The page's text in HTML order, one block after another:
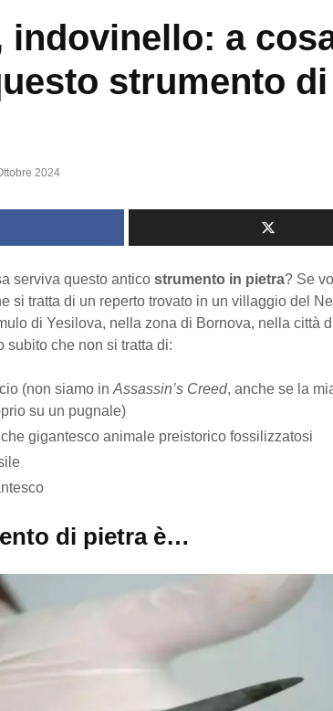
indovinello: a
strumento di
2024
serviva questo antico strumento in pietra? Se
si tratta di un reperto trovato in un villaggio del
di Yesilova, nella zona di Bornova, nella città
subito che non si tratta di:
(non siamo in Assassin’s Creed, anche se la
su un pugnale)
gigantesco animale preistorico fossilizzatosi
di pietra è…